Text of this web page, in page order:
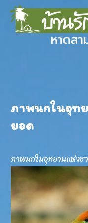
content
ภาพนกในอุท
ยอด
ภาพนกในอุทยานแห่งช